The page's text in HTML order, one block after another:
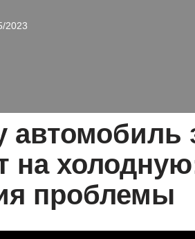
2023
автомобиль
на
проблемы